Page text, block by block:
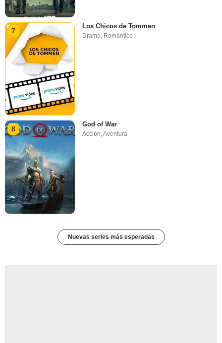
7
Los Chicos de Tommen
Drama, Romántico
8
God of War
Acción,Aventura
Nuevas series más esperadas